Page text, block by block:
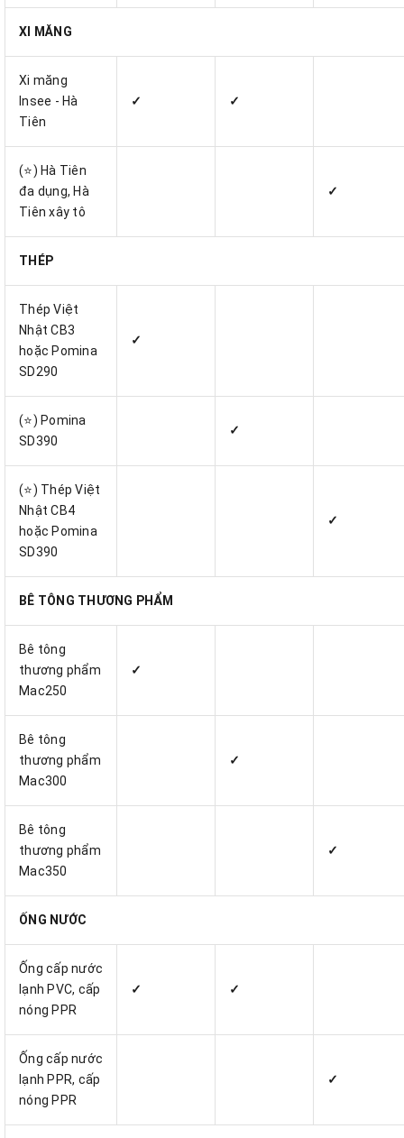
XI MĂNG
Xi măng
Insee - Hà
Tiên
✓ ✓
(⭐) Hà Tiên
đa dụng, Hà
Tiên xây tô
✓
THÉP
Thép Việt
Nhật CB3
hoặc Pomina
SD290
✓
(⭐) Pomina
SD390
✓
(⭐) Thép Việt
Nhật CB4
hoặc Pomina
SD390
✓
BÊ TÔNG THƯƠNG PHẨM
Bê tông
thương phẩm
Mac250
✓
Bê tông
thương phẩm
Mac300
✓
Bê tông
thương phẩm
Mac350
✓
ỐNG NƯỚC
Ống cấp nước
lạnh PVC, cấp
nóng PPR
✓ ✓
Ống cấp nước
lạnh PPR, cấp
nóng PPR
✓